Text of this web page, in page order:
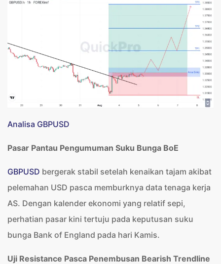
Analisa GBPUSD
Pasar Pantau Pengumuman Suku Bunga BoE
GBPUSD bergerak stabil setelah kenaikan tajam akibat
pelemahan USD pasca memburknya data tenaga kerja
AS. Dengan kalender ekonomi yang relatif sepi,
perhatian pasar kini tertuju pada keputusan suku
bunga Bank of England pada hari Kamis.
Uji Resistance Pasca Penembusan Bearish Trendline